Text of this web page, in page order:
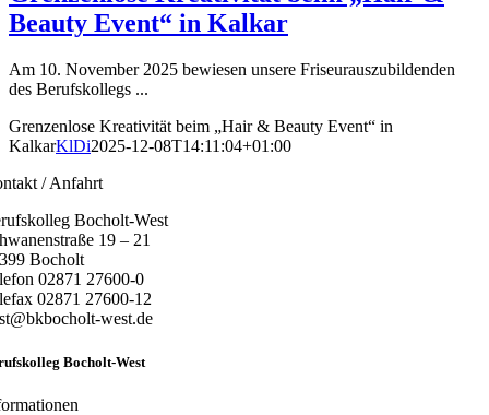
Beauty Event“ in Kalkar
Am 10. November 2025 bewiesen unsere Friseurauszubildenden
des Berufskollegs ...
Grenzenlose Kreativität beim „Hair & Beauty Event“ in
KalkarKlDi2025-12-08T14:11:04+01:00
/ Anfahrt
Bocholt-West
19 – 21
Bocholt
02871 27600-0
02871 27600-12
west.de
Bocholt-West